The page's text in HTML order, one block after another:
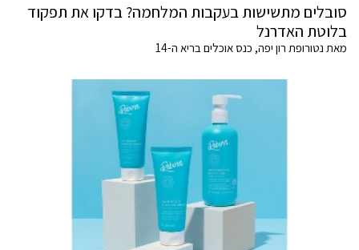
סובלים מתשישות בעקבות המלחמה? בדקו את תפקוד
בלוטת האדרנל
מאת נטורופת רון יפה, כנס אוכלים בריא ה-14